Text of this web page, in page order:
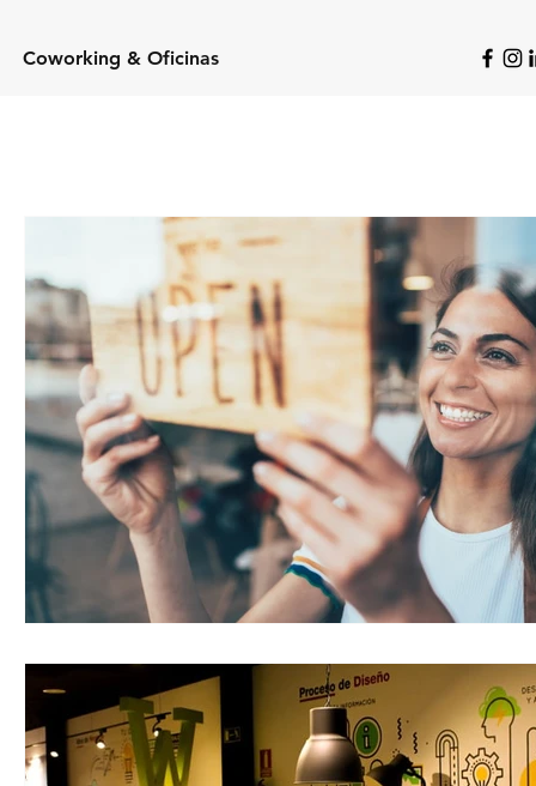
Coworking & Oficinas